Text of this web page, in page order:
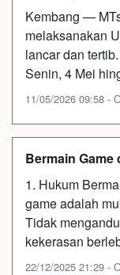
Kembang —
melaksanakan
lancar dan
Senin, 4 Mei
11/05/2026 09:58 -
Bermain Game
1. Hukum
game adalah
Tidak
kekerasan
22/12/2025 21:29 -